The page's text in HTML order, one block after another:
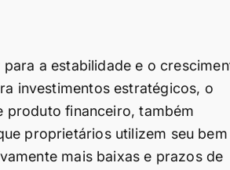
a estabilidade e o
investimentos estratégicos, o
produto financeiro, também
proprietários utilizem seu bem
mais baixas e prazos de